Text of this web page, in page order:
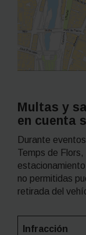
Multas y
en cuenta
Durante
Temps de Flors,
no permitidas
retirada del
Infracción